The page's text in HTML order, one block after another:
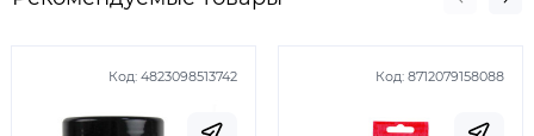
Код: 4823098513742 Код: 8712079158088